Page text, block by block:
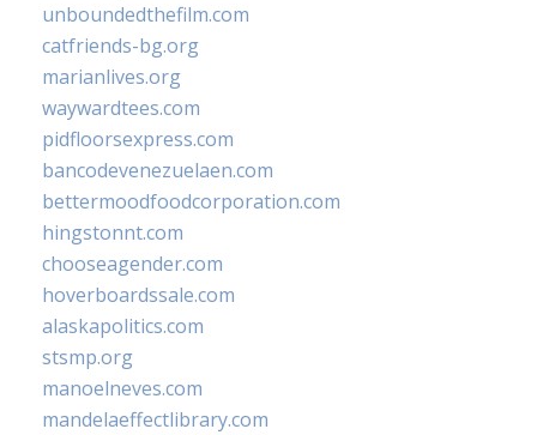
unboundedthefilm.com
catfriends-bg.org
marianlives.org
waywardtees.com
pidfloorsexpress.com
bancodevenezuelaen.com
bettermoodfoodcorporation.com
hingstonnt.com
chooseagender.com
hoverboardssale.com
alaskapolitics.com
stsmp.org
manoelneves.com
mandelaeffectlibrary.com